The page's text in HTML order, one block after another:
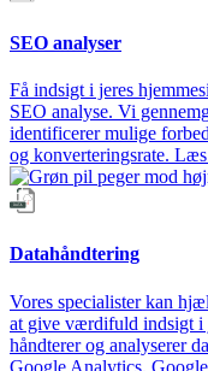
SEO analyser
Få indsigt i jeres
SEO analyse. Vi
identificerer mulige
og konverteringsrate.
Datahåndtering
Vores specialister kan
at give værdifuld indsigt i
håndterer og analyserer
Google Analytics,